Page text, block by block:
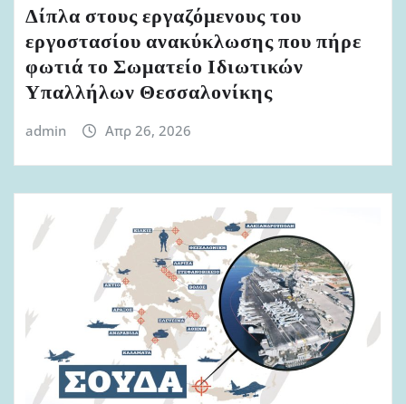
Δίπλα στους εργαζόμενους του
εργοστασίου ανακύκλωσης που πήρε
φωτιά το Σωματείο Ιδιωτικών
Υπαλλήλων Θεσσαλονίκης
admin Απρ 26, 2026